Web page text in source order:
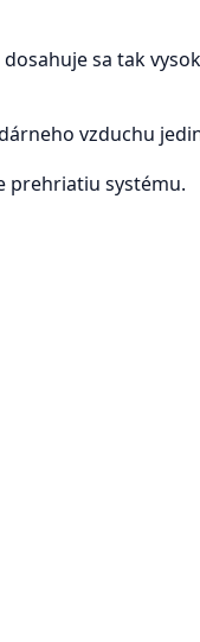
sa tak
vzduchu
prehriatiu systému.